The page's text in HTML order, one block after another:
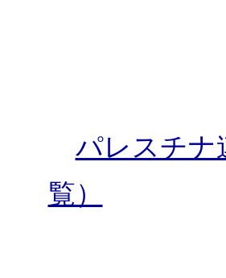
パレスチナ
覧）